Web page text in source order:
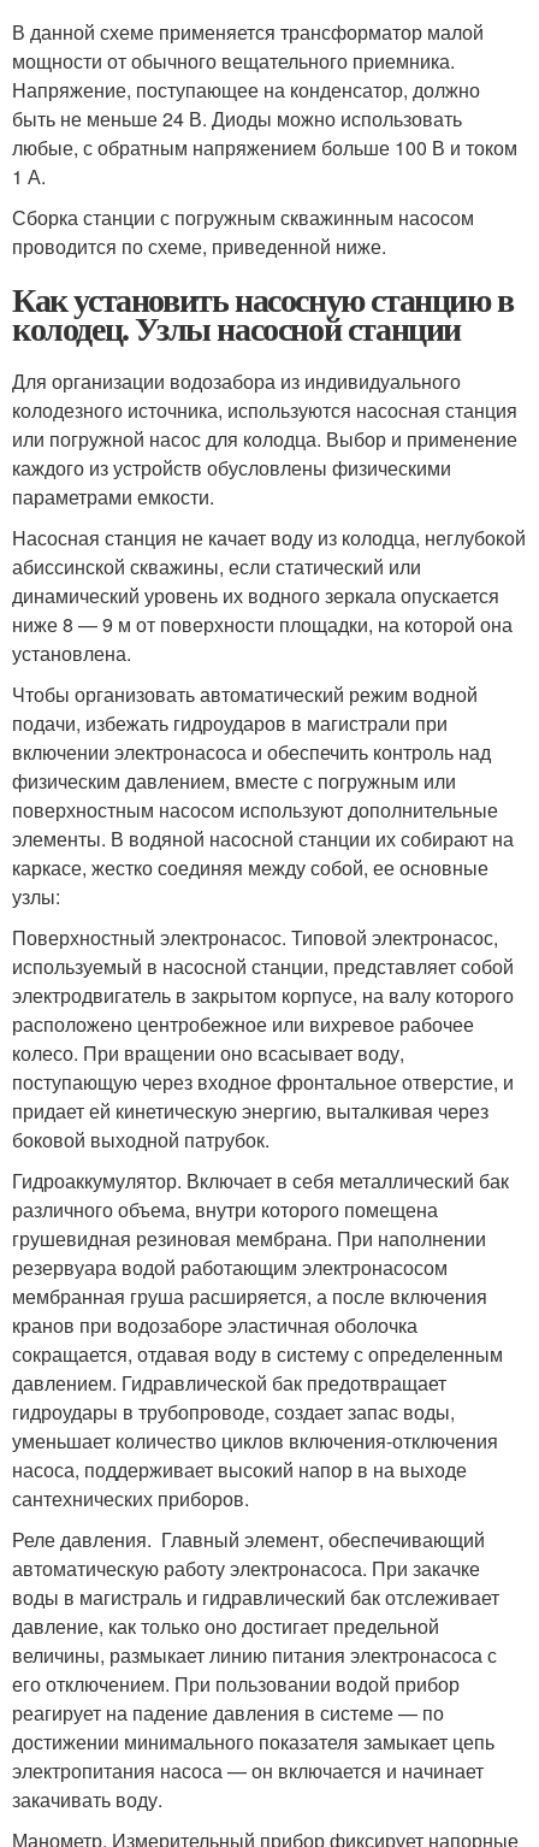
В данной схеме применяется трансформатор малой
мощности от обычного вещательного приемника.
Напряжение, поступающее на конденсатор, должно
быть не меньше 24 В. Диоды можно использовать
любые, с обратным напряжением больше 100 В и током
1 А.
Сборка станции с погружным скважинным насосом
проводится по схеме, приведенной ниже.
Как установить насосную станцию в
колодец. Узлы насосной станции
Для организации водозабора из индивидуального
колодезного источника, используются насосная станция
или погружной насос для колодца. Выбор и применение
каждого из устройств обусловлены физическими
параметрами емкости.
Насосная станция не качает воду из колодца, неглубокой
абиссинской скважины, если статический или
динамический уровень их водного зеркала опускается
ниже 8 — 9 м от поверхности площадки, на которой она
установлена.
Чтобы организовать автоматический режим водной
подачи, избежать гидроударов в магистрали при
включении электронасоса и обеспечить контроль над
физическим давлением, вместе с погружным или
поверхностным насосом используют дополнительные
элементы. В водяной насосной станции их собирают на
каркасе, жестко соединяя между собой, ее основные
узлы:
Поверхностный электронасос. Типовой электронасос,
используемый в насосной станции, представляет собой
электродвигатель в закрытом корпусе, на валу которого
расположено центробежное или вихревое рабочее
колесо. При вращении оно всасывает воду,
поступающую через входное фронтальное отверстие, и
придает ей кинетическую энергию, выталкивая через
боковой выходной патрубок.
Гидроаккумулятор. Включает в себя металлический бак
различного объема, внутри которого помещена
грушевидная резиновая мембрана. При наполнении
резервуара водой работающим электронасосом
мембранная груша расширяется, а после включения
кранов при водозаборе эластичная оболочка
сокращается, отдавая воду в систему с определенным
давлением. Гидравлической бак предотвращает
гидроудары в трубопроводе, создает запас воды,
уменьшает количество циклов включения-отключения
насоса, поддерживает высокий напор в на выходе
сантехнических приборов.
Реле давления. Главный элемент, обеспечивающий
автоматическую работу электронасоса. При закачке
воды в магистраль и гидравлический бак отслеживает
давление, как только оно достигает предельной
величины, размыкает линию питания электронасоса с
его отключением. При пользовании водой прибор
реагирует на падение давления в системе — по
достижении минимального показателя замыкает цепь
электропитания насоса — он включается и начинает
закачивать воду.
Манометр. Измерительный прибор фиксирует напорные